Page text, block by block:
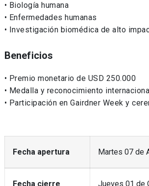
• Biología humana
• Enfermedades humanas
• Investigación biomédica de alto
Beneficios
• Premio monetario de USD 250.000
• Medalla y reconocimiento
• Participación en Gairdner Week y
Fecha apertura Martes 07 de
Fecha cierre
Jueves 01 de